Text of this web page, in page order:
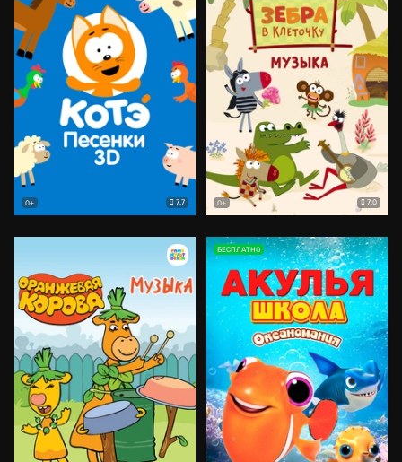
0+ 7.7 0+ 7.0
БЕСПЛАТНО